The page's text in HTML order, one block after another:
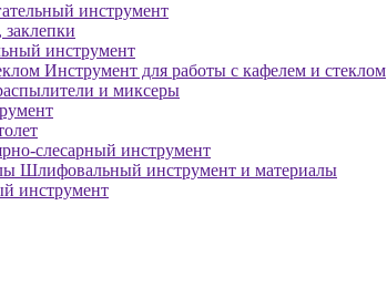
инструмент
инструмент
Инструмент для работы с кафелем и стеклом
и миксеры
слесарный инструмент
Шлифовальный инструмент и материалы
инструмент